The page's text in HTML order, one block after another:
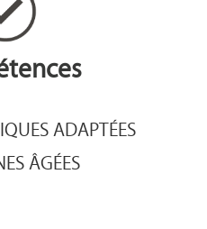
ADAPTÉES
ÂGÉES